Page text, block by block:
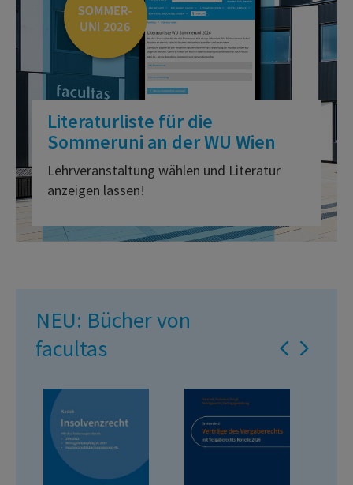
Literaturliste für die
Sommeruni an der WU Wien
Lehrveranstaltung wählen und Literatur
anzeigen lassen!
NEU: Bücher von
facultas